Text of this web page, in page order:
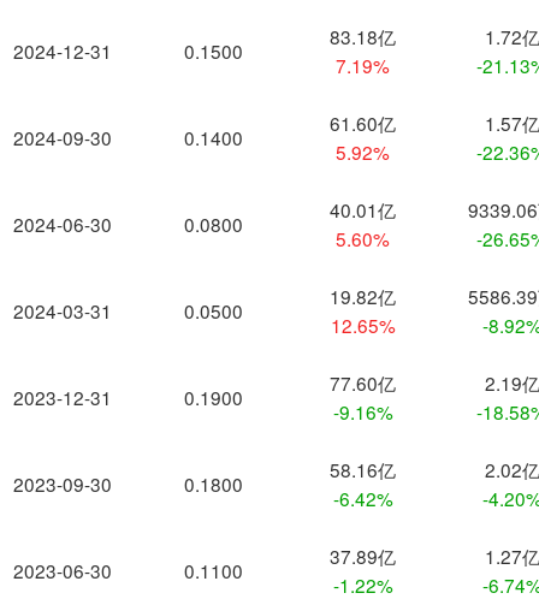
2024-12-31
2024-09-30
2024-06-30
2024-03-31
2023-12-31
2023-09-30
2023-06-30
0.1500
83.18亿
7.19%
1.72亿
-
0.1400
61.60亿
5.92%
1.57亿
-
0.0800
40.01亿
5.60%
-
0.0500
19.82亿
12.65%
-
0.1900
77.60亿
-9.16%
2.19亿
-
0.1800
58.16亿
-6.42%
2.02亿
-
0.1100
37.89亿
-1.22%
1.27亿
-